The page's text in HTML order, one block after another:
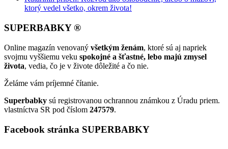
ktorý vedel všetko, okrem života!
SUPERBABKY ®
Online magazín venovaný všetkým ženám, ktoré sú aj napriek
svojmu vyššiemu veku spokojné a šťastné, lebo majú zmysel
života, vedia, čo je v živote dôležité a čo nie.
Želáme vám príjemné čítanie.
Superbabky sú registrovanou ochrannou známkou z Úradu priem.
vlastníctva SR pod číslom 247579.
Facebook stránka SUPERBABKY